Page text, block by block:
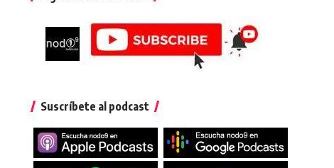
Suscríbete al podcast